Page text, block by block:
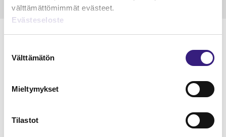
välttämättömimmät evästeet.
Evästeseloste
valinta
Välttämätön
Mieltymykset
Tilastot